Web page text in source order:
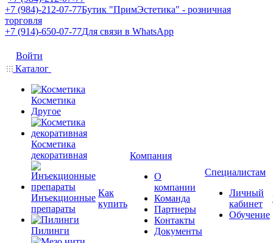
+7 (984)-212-07-77Бутик "ПримЭстетика" - розничная
торговля
+7 (914)-650-07-77Для связи в WhatsApp
Войти
Каталог
Косметика
Другое
Косметика
декоративная
Инъекционные
препараты
Пилинги
Как
купить
Компания
О
компании
Команда
Партнеры
Контакты
Документы
Специалистам
Личный
кабинет
Обучение